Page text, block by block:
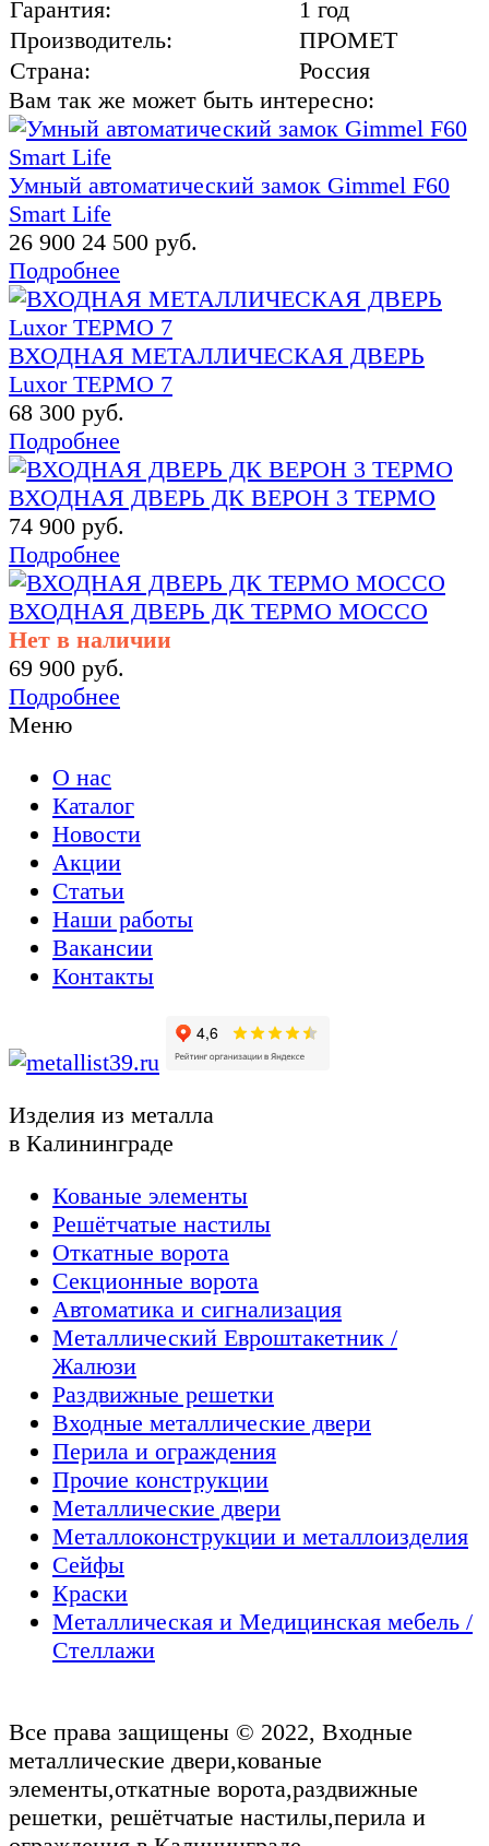
Гарантия:
1 год
Производитель:
ПРОМЕТ
Страна:
Россия
Вам так же может быть интересно:
Умный автоматический замок Gimmel F60
Smart Life
26 900 24 500 руб.
Подробнее
ВХОДНАЯ МЕТАЛЛИЧЕСКАЯ ДВЕРЬ
Luxor ТЕРМО 7
68 300 руб.
Подробнее
ВХОДНАЯ ДВЕРЬ ДК ВЕРОН 3 ТЕРМО
74 900 руб.
Подробнее
ВХОДНАЯ ДВЕРЬ ДК ТЕРМО МОССО
Нет в наличии
69 900 руб.
Подробнее
Меню
О нас
Каталог
Новости
Акции
Статьи
Наши работы
Вакансии
Контакты
Изделия из металла
в Калининграде
Кованые элементы
Решётчатые настилы
Откатные ворота
Секционные ворота
Автоматика и сигнализация
Металлический Евроштакетник /
Жалюзи
Раздвижные решетки
Входные металлические двери
Перила и ограждения
Прочие конструкции
Металлические двери
Металлоконструкции и металлоизделия
Сейфы
Краски
Металлическая и Медицинская мебель /
Стеллажи
Все права защищены © 2022, Входные
металлические двери,кованые
элементы,откатные ворота,раздвижные
решетки, решётчатые настилы,перила и